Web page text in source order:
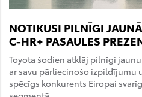
NOTIKUSI PILNĪGI
C-HR+ PASAULES
Toyota šodien atklāj pilnīgi
ar savu pārliecinošo izpildījumu
spēcīgs konkurents Eiropai